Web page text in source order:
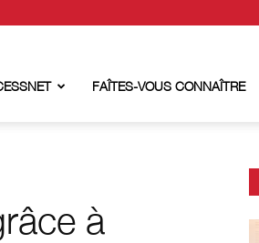
FAÎTES-VOUS CONNAÎTRE
à